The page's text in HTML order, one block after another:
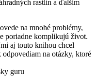
rastlín a ďalším
na mnohé problémy,
poriadne komplikujú život.
aj touto knihou chcel
na otázky, ktoré
guru